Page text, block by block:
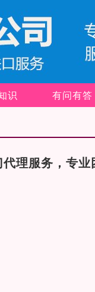
识 有问有答
理服务，专